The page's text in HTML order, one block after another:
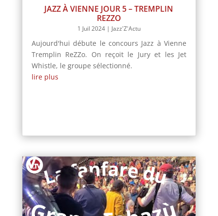
JAZZ À VIENNE JOUR 5 – TREMPLIN
REZZO
1 Juil 2024| Jazz'Z'Actu
Aujourd'hui débute le concours Jazz à Vienne
Tremplin ReZZo. On reçoit le Jury et les Jet
Whistle, le groupe sélectionné.
lire plus